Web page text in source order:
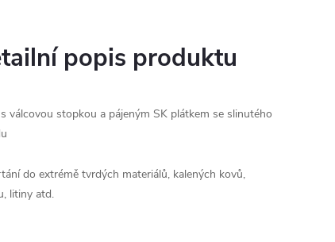
popis produktu
válcovou stopkou a pájeným SK plátkem se slinutého
do extrémě tvrdých materiálů, kalených kovů,
litiny atd.